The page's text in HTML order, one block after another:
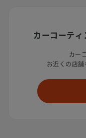
カーコーテ
カー
お近くの店